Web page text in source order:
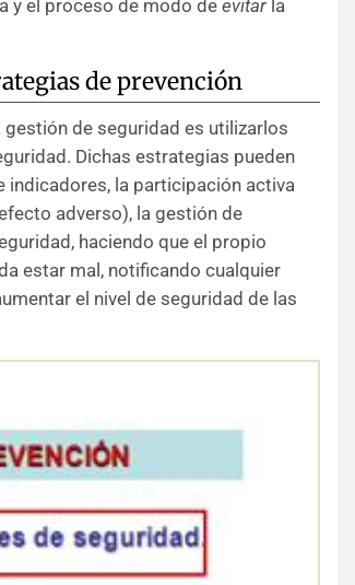
y el proceso de modo de evitar la
de prevención
de seguridad es utilizarlos
Dichas estrategias pueden
indicadores, la participación activa
adverso), la gestión de
haciendo que el propio
estar mal, notificando cualquier
el nivel de seguridad de las